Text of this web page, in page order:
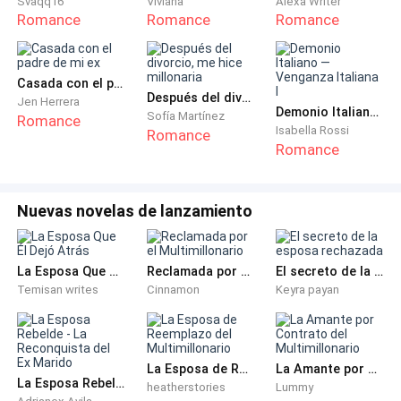
perdía en la multitud.
En ese momento, un hombre se acercó a mí, con una
sonrisa fácil y una mirada coqueta que me resultaba
demasiado familiar, con este tipo de hombre que te dice
que tu trabajo es increíble sin realmente saber nada de
lo que haces. Estaba a punto de ponerme mi escudo de
—Increible fiesta ¿no?—dijo la voz. Me giré para ver a un
hombre alto y apuesto, con un traje perfectamente
entallado, el cabello castaño peinado hacia atrás. Su
mirada era una mezcla de curiosidad y un reto
silencioso.
—Super, estoy pasando el mejor momento de mi vida —
le respondí, mi voz más sarcástica que de costumbre.
Romance Romance Romance
Casada con el padre de mi ex
Jen Herrera
Romance
Después del divorcio, me hice millonaria
Sofía Martínez
Romance
Demonio Italiano — Venganza Italiana I
Isabella Rossi
Romance
Nuevas novelas de lanzamiento
La Esposa Que Él Dejó Atrás
Temisan writes
Reclamada por el Multimillonario
Cinnamon
El secreto de la esposa rechazada
Keyra payan
La Esposa Rebelde - La Reconquista del Ex Marido
La Esposa de Reemplazo del Multimillonario
heatherstories
La Amante por Contrato del Multimillonario
Lummy